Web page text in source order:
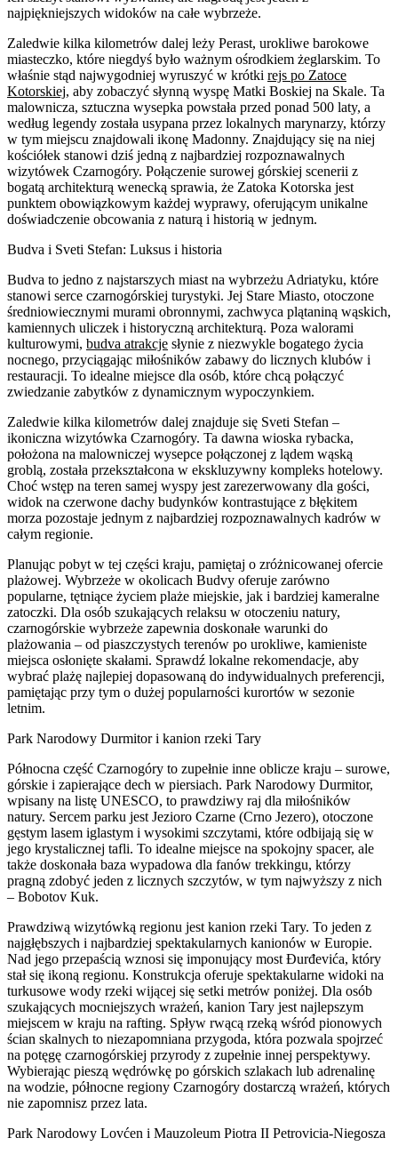
najpiękniejszych widoków na całe wybrzeże.
Zaledwie kilka kilometrów dalej leży Perast, urokliwe barokowe
miasteczko, które niegdyś było ważnym ośrodkiem żeglarskim. To
właśnie stąd najwygodniej wyruszyć w krótki rejs po Zatoce
Kotorskiej, aby zobaczyć słynną wyspę Matki Boskiej na Skale. Ta
malownicza, sztuczna wysepka powstała przed ponad 500 laty, a
według legendy została usypana przez lokalnych marynarzy, którzy
w tym miejscu znajdowali ikonę Madonny. Znajdujący się na niej
kościółek stanowi dziś jedną z najbardziej rozpoznawalnych
wizytówek Czarnogóry. Połączenie surowej górskiej scenerii z
bogatą architekturą wenecką sprawia, że Zatoka Kotorska jest
punktem obowiązkowym każdej wyprawy, oferującym unikalne
doświadczenie obcowania z naturą i historią w jednym.
Budva i Sveti Stefan: Luksus i historia
Budva to jedno z najstarszych miast na wybrzeżu Adriatyku, które
stanowi serce czarnogórskiej turystyki. Jej Stare Miasto, otoczone
średniowiecznymi murami obronnymi, zachwyca plątaniną wąskich,
kamiennych uliczek i historyczną architekturą. Poza walorami
kulturowymi, budva atrakcje słynie z niezwykle bogatego życia
nocnego, przyciągając miłośników zabawy do licznych klubów i
restauracji. To idealne miejsce dla osób, które chcą połączyć
zwiedzanie zabytków z dynamicznym wypoczynkiem.
Zaledwie kilka kilometrów dalej znajduje się Sveti Stefan –
ikoniczna wizytówka Czarnogóry. Ta dawna wioska rybacka,
położona na malowniczej wysepce połączonej z lądem wąską
groblą, została przekształcona w ekskluzywny kompleks hotelowy.
Choć wstęp na teren samej wyspy jest zarezerwowany dla gości,
widok na czerwone dachy budynków kontrastujące z błękitem
morza pozostaje jednym z najbardziej rozpoznawalnych kadrów w
całym regionie.
Planując pobyt w tej części kraju, pamiętaj o zróżnicowanej ofercie
plażowej. Wybrzeże w okolicach Budvy oferuje zarówno
popularne, tętniące życiem plaże miejskie, jak i bardziej kameralne
zatoczki. Dla osób szukających relaksu w otoczeniu natury,
czarnogórskie wybrzeże zapewnia doskonałe warunki do
plażowania – od piaszczystych terenów po urokliwe, kamieniste
miejsca osłonięte skałami. Sprawdź lokalne rekomendacje, aby
wybrać plażę najlepiej dopasowaną do indywidualnych preferencji,
pamiętając przy tym o dużej popularności kurortów w sezonie
letnim.
Park Narodowy Durmitor i kanion rzeki Tary
Północna część Czarnogóry to zupełnie inne oblicze kraju – surowe,
górskie i zapierające dech w piersiach. Park Narodowy Durmitor,
wpisany na listę UNESCO, to prawdziwy raj dla miłośników
natury. Sercem parku jest Jezioro Czarne (Crno Jezero), otoczone
gęstym lasem iglastym i wysokimi szczytami, które odbijają się w
jego krystalicznej tafli. To idealne miejsce na spokojny spacer, ale
także doskonała baza wypadowa dla fanów trekkingu, którzy
pragną zdobyć jeden z licznych szczytów, w tym najwyższy z nich
– Bobotov Kuk.
Prawdziwą wizytówką regionu jest kanion rzeki Tary. To jeden z
najgłębszych i najbardziej spektakularnych kanionów w Europie.
Nad jego przepaścią wznosi się imponujący most Đurđevića, który
stał się ikoną regionu. Konstrukcja oferuje spektakularne widoki na
turkusowe wody rzeki wijącej się setki metrów poniżej. Dla osób
szukających mocniejszych wrażeń, kanion Tary jest najlepszym
miejscem w kraju na rafting. Spływ rwącą rzeką wśród pionowych
ścian skalnych to niezapomniana przygoda, która pozwala spojrzeć
na potęgę czarnogórskiej przyrody z zupełnie innej perspektywy.
Wybierając pieszą wędrówkę po górskich szlakach lub adrenalinę
na wodzie, północne regiony Czarnogóry dostarczą wrażeń, których
nie zapomnisz przez lata.
Park Narodowy Lovćen i Mauzoleum Piotra II Petrovicia-Niegosza